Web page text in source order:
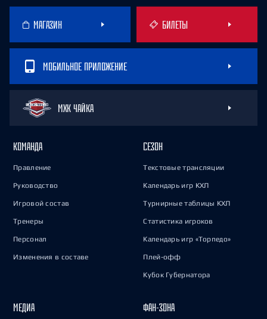
МАГАЗИН БИЛЕТЫ
МОБИЛЬНОЕ ПРИЛОЖЕНИЕ
МХК ЧАЙКА
КОМАНДА
Правление
Руководство
Игровой состав
Тренеры
Персонал
Изменения в составе
СЕЗОН
Текстовые трансляции
Календарь игр КХЛ
Турнирные таблицы КХЛ
Статистика игроков
Календарь игр «Торпедо»
Плей-офф
Кубок Губернатора
МЕДИА ФАН-ЗОНА